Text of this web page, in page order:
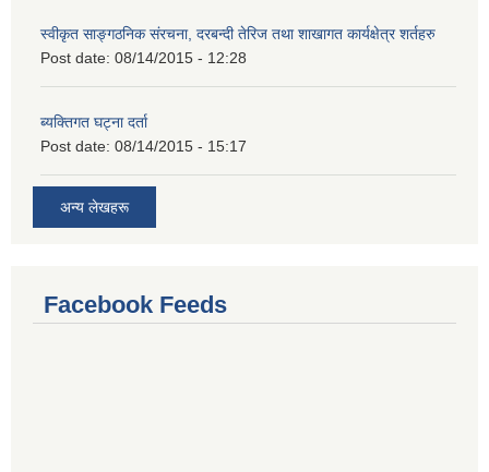
स्वीकृत साङ्गठनिक संरचना, दरबन्दी तेरिज तथा शाखागत कार्यक्षेत्र शर्तहरु
Post date: 08/14/2015 - 12:28
ब्यक्तिगत घट्ना दर्ता
Post date: 08/14/2015 - 15:17
अन्य लेखहरू
Facebook Feeds